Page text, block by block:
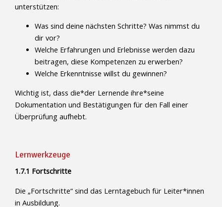
unterstützen:
Was sind deine nächsten Schritte? Was nimmst du
dir vor?
Welche Erfahrungen und Erlebnisse werden dazu
beitragen, diese Kompetenzen zu erwerben?
Welche Erkenntnisse willst du gewinnen?
Wichtig ist, dass die*der Lernende ihre*seine
Dokumentation und Bestätigungen für den Fall einer
Überprüfung aufhebt.
Lernwerkzeuge
1.7.1 Fortschritte
Die „Fortschritte“ sind das Lerntagebuch für Leiter*innen
in Ausbildung.